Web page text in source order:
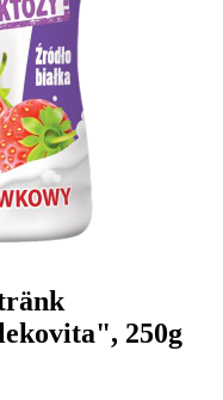
250g